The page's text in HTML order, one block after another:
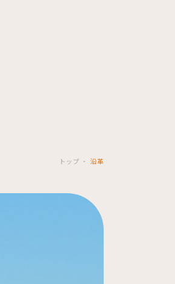
トップ 沿革